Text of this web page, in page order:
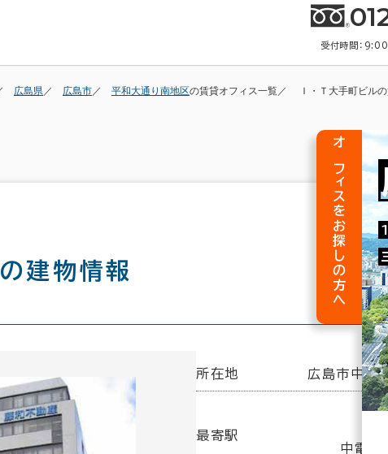
受付時間：
広島県 広島市 平和大通り南地区の賃貸オフィス一覧 Ｉ・Ｔ大手町ビル
の建物情報
所在地 広島市中
最寄駅
中電前
オフィスをお探しの方へ